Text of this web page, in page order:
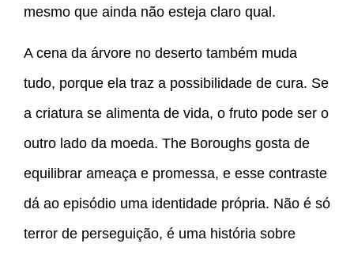
mesmo que ainda não esteja claro qual.
A cena da árvore no deserto também muda
tudo, porque ela traz a possibilidade de cura. Se
a criatura se alimenta de vida, o fruto pode ser o
outro lado da moeda. The Boroughs gosta de
equilibrar ameaça e promessa, e esse contraste
dá ao episódio uma identidade própria. Não é só
terror de perseguição, é uma história sobre